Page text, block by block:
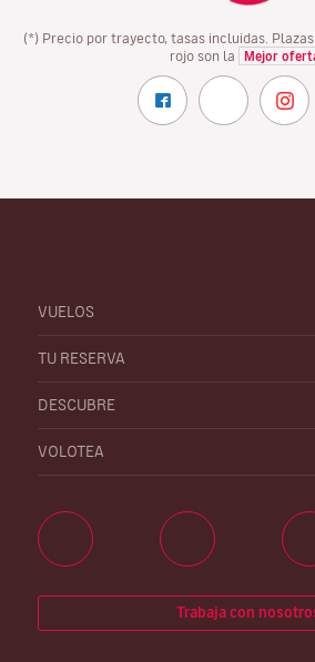
(*) Precio por trayecto, tasas incluidas.
rojo son la
Mejor
VUELOS
TU RESERVA
DESCUBRE
VOLOTEA
Trabaja con